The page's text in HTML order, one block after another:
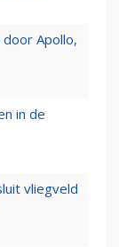
Apollo,
in de
vliegveld